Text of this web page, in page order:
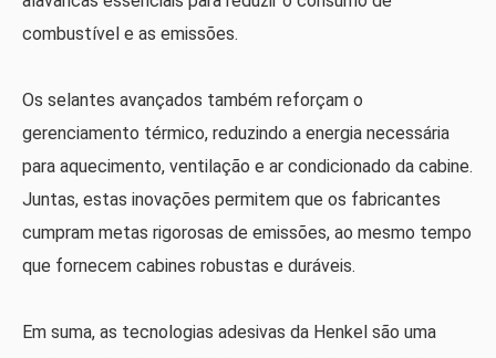
combustível e as emissões.
Os selantes avançados também reforçam o
gerenciamento térmico, reduzindo a energia necessária
para aquecimento, ventilação e ar condicionado da cabine.
Juntas, estas inovações permitem que os fabricantes
cumpram metas rigorosas de emissões, ao mesmo tempo
que fornecem cabines robustas e duráveis.
Em suma, as tecnologias adesivas da Henkel são uma